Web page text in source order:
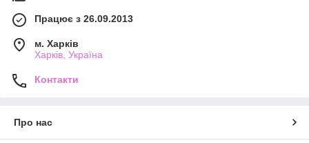
Працює з 26.09.2013
м. Харків
Харків, Україна
Контакти
Про нас